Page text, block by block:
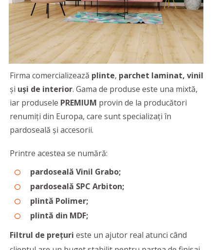
Firma comercializează plinte, parchet laminat, vinil
și uși de interior. Gama de produse este una mixtă,
iar produsele PREMIUM provin de la producători
renumiți din Europa, care sunt specializați în
pardoseală și accesorii.
Printre acestea se numără:
pardoseală Vinil Grabo;
pardoseală SPC Arbiton;
plintă Polimer;
plintă din MDF;
Filtrul de prețuri este un ajutor real atunci când